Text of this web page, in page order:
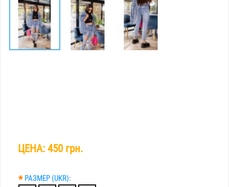
ЦЕНА: 450 грн.
* РАЗМЕР (UKR):